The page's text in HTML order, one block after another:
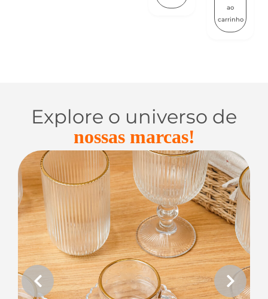
ao
carrinho
Explore o universo de
nossas marcas!